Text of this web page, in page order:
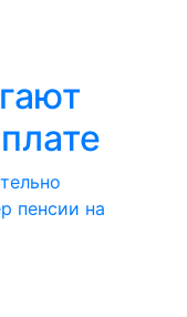
пенсии на